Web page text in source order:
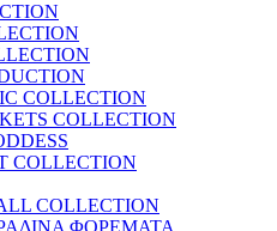
COLLECTION
COLLECTION
COLLECTION
COLLECTION
ΦΟΡΕΜΑΤΑ